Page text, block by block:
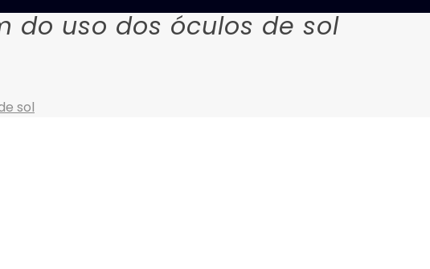
do uso dos óculos de sol
sol